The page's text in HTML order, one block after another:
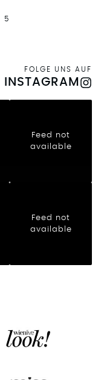
5
FOLGE UNS AUF
INSTAGRAM
Feed not
available
Feed not
available